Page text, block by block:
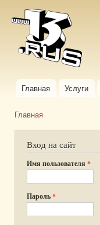
Главное меню
Главная Услуги
Главная
Вход на сайт
Имя пользователя *
Пароль*